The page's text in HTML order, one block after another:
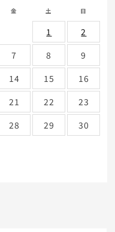
金 土 日
1
2
7 8
9
14 15
16
21 22
23
28 29
30